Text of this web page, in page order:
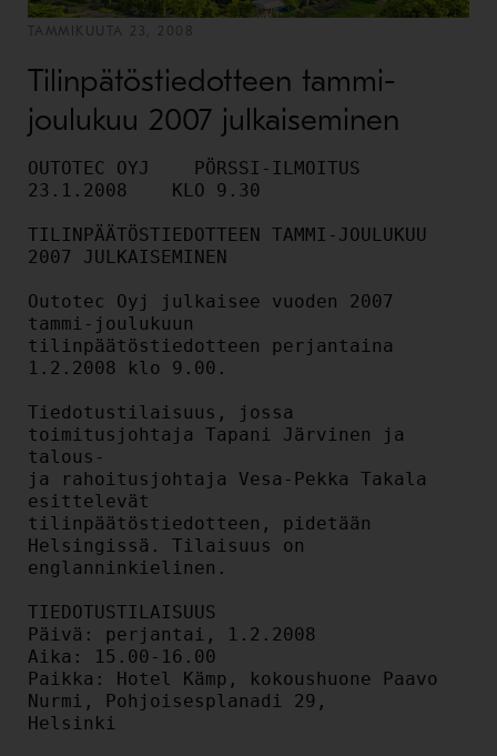
TAMMIKUUTA 23, 2008
Tilinpätöstiedotteen tammi-
joulukuu 2007 julkaiseminen
OUTOTEC OYJ    PÖRSSI-ILMOITUS
23.1.2008    KLO 9.30
TILINPÄÄTÖSTIEDOTTEEN TAMMI-JOULUKUU
2007 JULKAISEMINEN
Outotec Oyj julkaisee vuoden 2007
tammi-joulukuun
tilinpäätöstiedotteen perjantaina
1.2.2008 klo 9.00.
Tiedotustilaisuus, jossa
toimitusjohtaja Tapani Järvinen ja
talous-
ja rahoitusjohtaja Vesa-Pekka Takala
esittelevät
tilinpäätöstiedotteen, pidetään
Helsingissä. Tilaisuus on
englanninkielinen.
TIEDOTUSTILAISUUS
Päivä: perjantai, 1.2.2008
Aika: 15.00-16.00
Paikka: Hotel Kämp, kokoushuone Paavo
Nurmi, Pohjoisesplanadi 29,
Helsinki